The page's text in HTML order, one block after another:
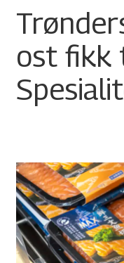
ost fikk